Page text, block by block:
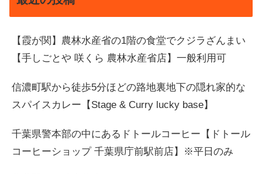
【霞が関】農林水産省の1階の食堂でクジラざんまい
【手しごとや 咲くら 農林水産省店】一般利用可
信濃町駅から徒歩5分ほどの路地裏地下の隠れ家的な
スパイスカレー【Stage & Curry lucky base】
千葉県警本部の中にあるドトールコーヒー【ドトール
コーヒーショップ 千葉県庁前駅前店】※平日のみ